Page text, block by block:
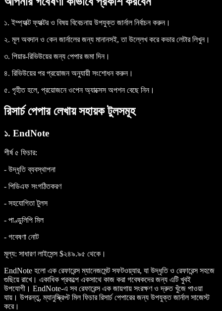
১. ইম্প্যাক্ট ফ্যাক্টর ও বিষয় বিবেচনায় উপযুক্ত জার্নাল নির্বাচন করুন।
২. মূল অবদান ও কেন জার্নালের জন্য মানানসই, তা উল্লেখ করে কভার লেটার লিখুন।
৩. পিয়ার-রিভিউয়ের জন্য পেপার জমা দিন।
৪. রিভিউয়ের পর প্রয়োজন অনুযায়ী সংশোধন করুন।
৫. গৃহীত হলে, প্রয়োজনে ওপেন অ্যাক্সেস অপশন বেছে নিন।
রিসার্চ পেপার লেখায় সহায়ক টুলসমূহ
১. EndNote
শীর্ষ ৫ ফিচার:
- উদ্ধৃতি ব্যবস্থাপনা
- পিডিএফ সংগঠিতকরণ
- সহযোগিতা টুলস
- পাণ্ডুলিপি মিল
- গবেষণা নোট
মূল্য: সাধারণ লাইসেন্স $২৪৯.৯৫ থেকে।
EndNote হলো এক রেফারেন্স ম্যানেজমেন্ট সফটওয়্যার, যা উদ্ধৃতি ও রেফারেন্স সহজে
গুছিয়ে রাখে। একাধিক প্রকল্পে একসাথে কাজ করা গবেষকদের জন্য এটি খুবই
উপযোগী। EndNote-এ সব রেফারেন্স এক জায়গায় সংরক্ষণ ও দ্রুত খুঁজে পাওয়া
যায়। উপরন্তু, ম্যানুস্ক্রিপ্ট মিল ফিচার রিসার্চ পেপারের জন্য উপযুক্ত জার্নাল সাজেস্ট
করে।